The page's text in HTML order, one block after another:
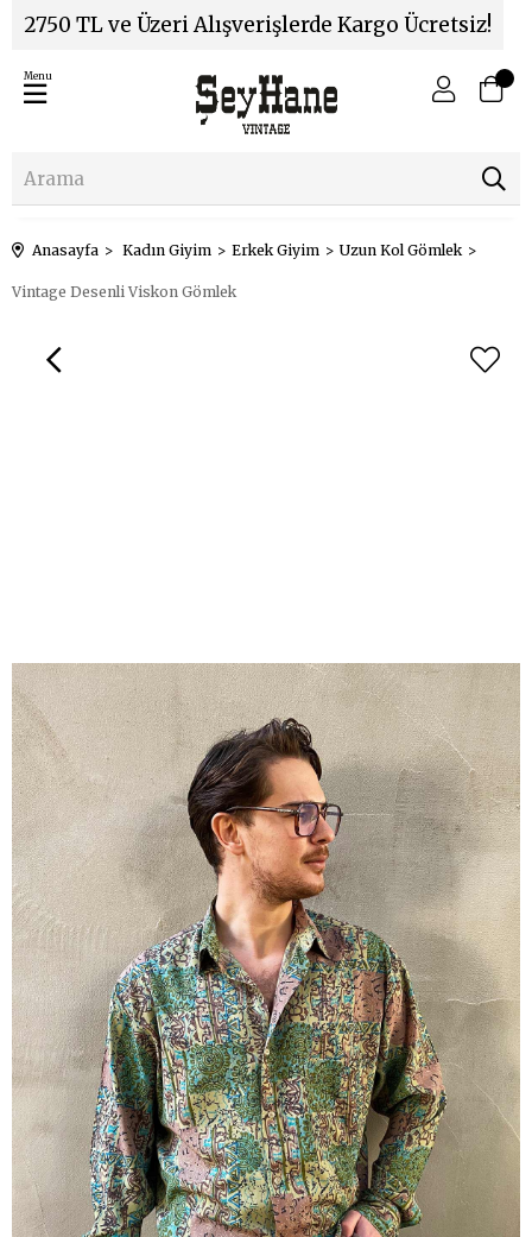
2750 TL ve Üzeri Alışverişlerde Kargo Ücretsiz!
Menu
Anasayfa Kadın Giyim Erkek Giyim Uzun Kol Gömlek
Vintage Desenli Viskon Gömlek